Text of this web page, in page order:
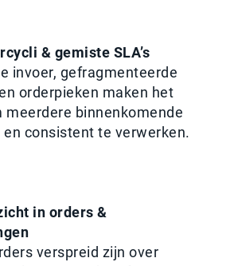
& gemiste SLA’s
invoer, gefragmenteerde
orderpieken maken het
meerdere binnenkomende
en consistent te verwerken.
in orders &
verspreid zijn over